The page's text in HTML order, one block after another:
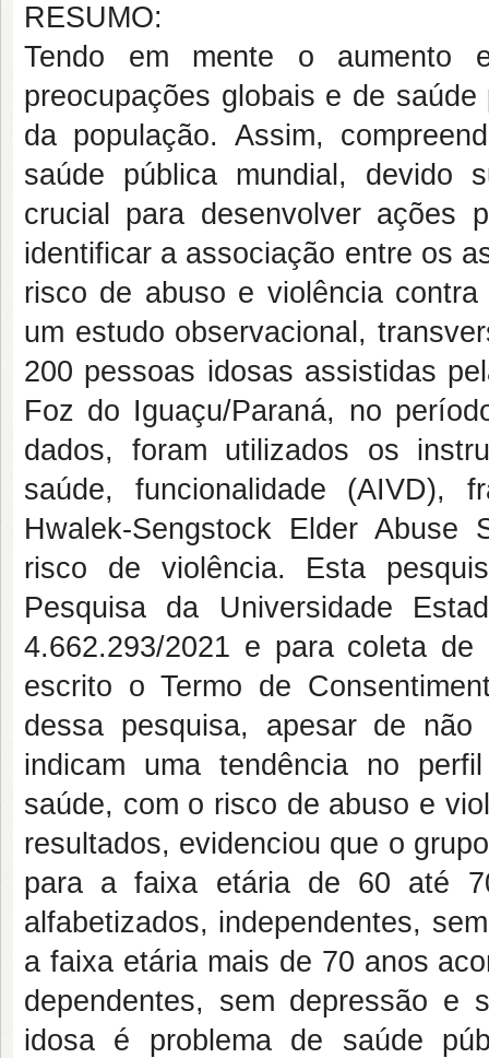
RESUMO:
Tendo em mente o aumento
preocupações globais e de
da população. Assim,
saúde pública mundial, devido
crucial para desenvolver ações
identificar a associação entre os
risco de abuso e violência
um estudo observacional,
200 pessoas idosas assistidas
Foz do Iguaçu/Paraná, no
dados, foram utilizados os
saúde, funcionalidade (AIVD),
Hwalek-Sengstock Elder Abuse
risco de violência. Esta
Pesquisa da Universidade
4.662.293/2021 e para coleta
escrito o Termo de
dessa pesquisa, apesar de não
indicam uma tendência no
saúde, com o risco de abuso e
resultados, evidenciou que o
para a faixa etária de 60 até
alfabetizados, independentes,
a faixa etária mais de 70 anos
dependentes, sem depressão e
idosa é problema de saúde